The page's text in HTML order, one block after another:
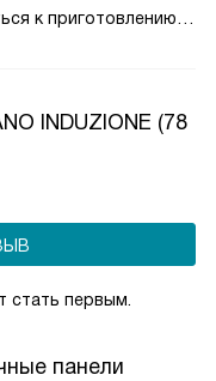
к приготовлению
панели более
эксплуатации.
INDUZIONE (78
стать первым.
панели